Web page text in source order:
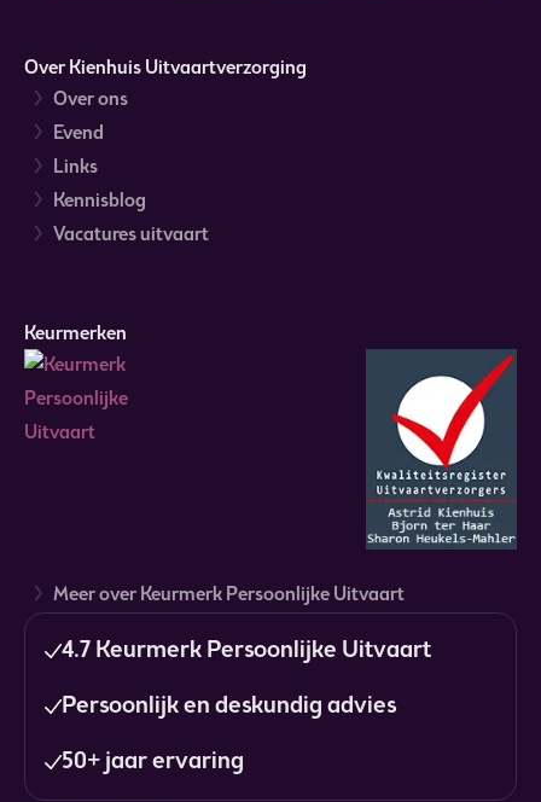
Over Kienhuis Uitvaartverzorging
Over ons
Evend
Links
Kennisblog
Vacatures uitvaart
Keurmerken
Meer over Keurmerk Persoonlijke Uitvaart
4.7 Keurmerk Persoonlijke Uitvaart
Persoonlijk en deskundig advies
50+ jaar ervaring